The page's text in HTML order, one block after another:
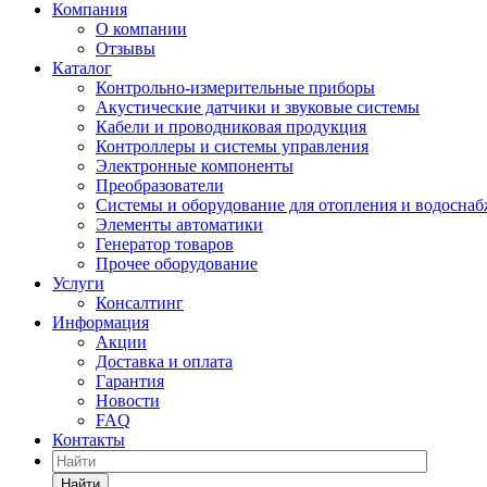
Компания
О компании
Отзывы
Каталог
Контрольно-измерительные приборы
Акустические датчики и звуковые системы
Кабели и проводниковая продукция
Контроллеры и системы управления
Электронные компоненты
Преобразователи
Системы и оборудование для отопления и
Элементы автоматики
Генератор товаров
Прочее оборудование
Услуги
Консалтинг
Информация
Акции
Доставка и оплата
Гарантия
Новости
FAQ
Контакты